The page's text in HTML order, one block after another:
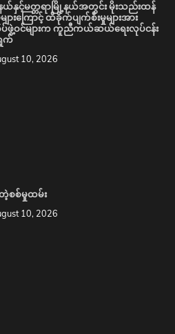
နှင့်မတ္တရာမြို့နယ်အတွင်း မိုးသည်းထန်
ျားကြောင့် ထိခိုက်ပျက်စီးမှုများအား
ဖွဲ့ဝင်များက ကူညီကယ်ဆယ်ရေးလုပ်ငန်း
က်
10, 2026
စစ်မှုထမ်း
10, 2026